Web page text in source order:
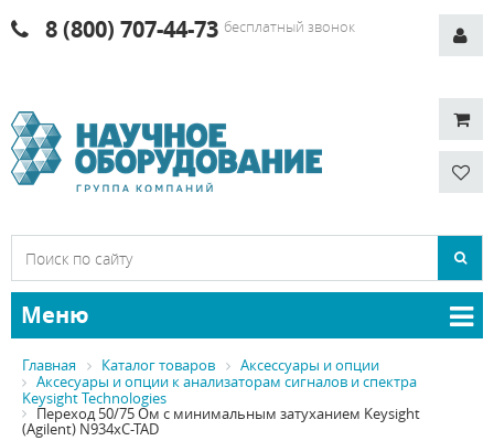
8 (800) 707-44-73 бесплатный звонок
Меню
Главная Каталог товаров
Аксессуары и опции
Аксесуары и опции к анализаторам сигналов и спектра
Keysight Technologies
Переход 50/75 Ом с минимальным затуханием Keysight
(Agilent) N934хC-TAD